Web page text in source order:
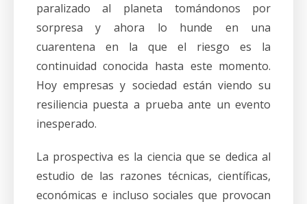
paralizado al planeta tomándonos por
sorpresa y ahora lo hunde en una
cuarentena en la que el riesgo es la
continuidad conocida hasta este momento.
Hoy empresas y sociedad están viendo su
resiliencia puesta a prueba ante un evento
inesperado.
La prospectiva es la ciencia que se dedica al
estudio de las razones técnicas, científicas,
económicas e incluso sociales que provocan